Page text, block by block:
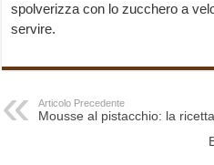
spolverizza con lo zucchero a
servire.
Articolo Precedente
Mousse al pistacchio: la ricetta